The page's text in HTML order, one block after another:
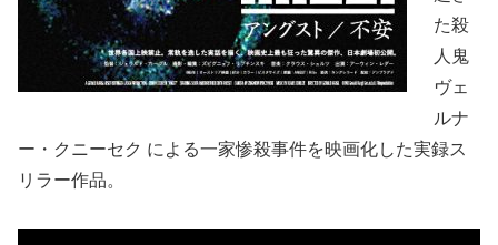
た殺
人鬼
ヴェ
ルナ
ー・クニーセク による一家惨殺事件を映画化した実録ス
リラー作品。